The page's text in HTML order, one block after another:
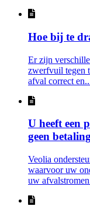
Hoe bij te
Er zijn
zwerfvuil tegen
afval correct
U heeft een
geen
Veolia
waarvoor uw
uw